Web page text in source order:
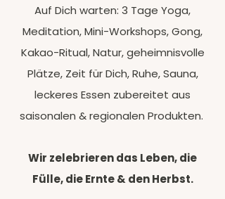
Auf Dich warten: 3 Tage Yoga,
Meditation, Mini-Workshops, Gong,
Kakao-Ritual, Natur, geheimnisvolle
Plätze, Zeit für Dich, Ruhe, Sauna,
leckeres Essen zubereitet aus
saisonalen & regionalen Produkten.
Wir zelebrieren das Leben, die
Fülle, die Ernte & den Herbst.